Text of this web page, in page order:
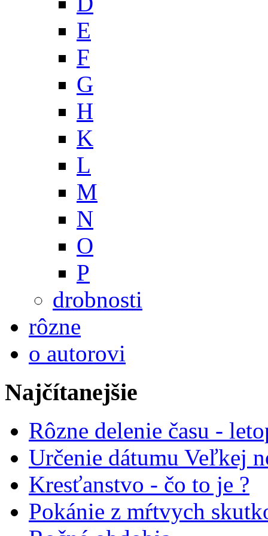
E
F
G
H
K
L
M
N
O
P
drobnosti
rôzne
o autorovi
Najčítanejšie
Rôzne delenie času -
Určenie dátumu Veľkej
Kresťanstvo - čo to je ?
Pokánie z mŕtvych